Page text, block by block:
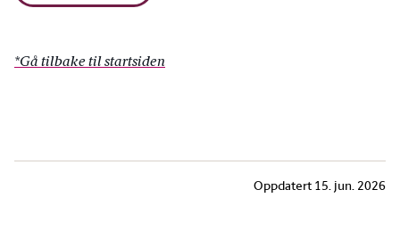
*Gå tilbake til startsiden
Oppdatert15. jun. 2026